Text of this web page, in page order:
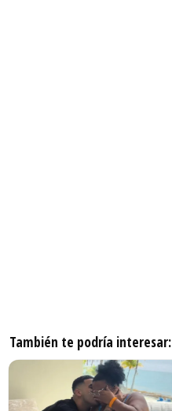
También te podría interesar: